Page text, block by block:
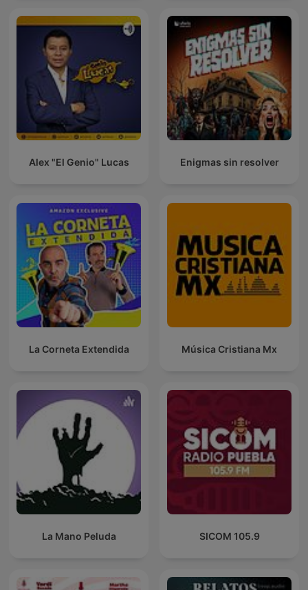
Alex "El Genio" Lucas Enigmas sin resolver
La Corneta Extendida Música Cristiana Mx
La Mano Peluda SICOM 105.9